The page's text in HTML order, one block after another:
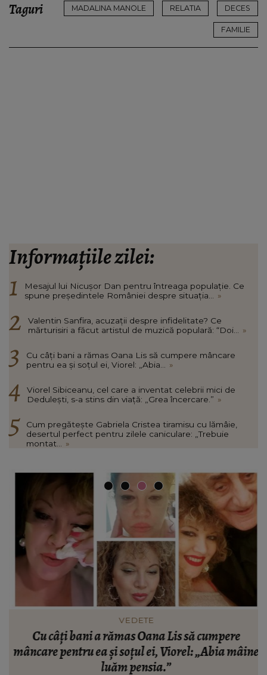
Taguri MADALINA MANOLE RELATIA DECES
FAMILIE
Informațiile zilei:
Mesajul lui Nicușor Dan pentru întreaga populație. Ce
spune președintele României despre situația... »
Valentin Sanfira, acuzații despre infidelitate? Ce
mărturisiri a făcut artistul de muzică populară: “Doi... »
Cu câți bani a rămas Oana Lis să cumpere mâncare
pentru ea și soțul ei, Viorel: „Abia... »
Viorel Sibiceanu, cel care a inventat celebrii mici de
Dedulești, s-a stins din viață: „Grea încercare.” »
Cum pregătește Gabriela Cristea tiramisu cu lămâie,
desertul perfect pentru zilele caniculare: „Trebuie
montat... »
VEDETE
Cu câți bani a rămas Oana Lis să cumpere
mâncare pentru ea și soțul ei, Viorel: „Abia mâine
luăm pensia.”